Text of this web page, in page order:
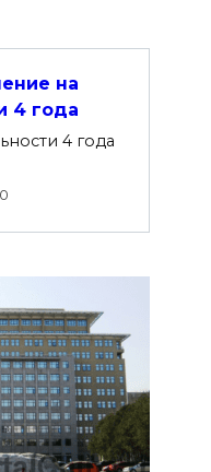
на
4 года
4 года